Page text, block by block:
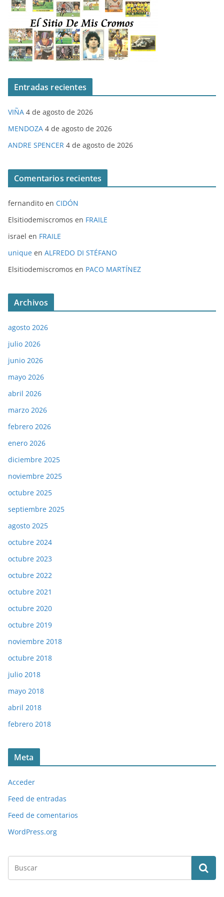
Entradas recientes
VIÑA 4 de agosto de 2026
MENDOZA 4 de agosto de 2026
ANDRE SPENCER 4 de agosto de 2026
Comentarios recientes
fernandito en CIDÓN
Elsitiodemiscromos en FRAILE
israel en FRAILE
unique en ALFREDO DI STÉFANO
Elsitiodemiscromos en PACO MARTÍNEZ
Archivos
agosto 2026
julio 2026
junio 2026
mayo 2026
abril 2026
marzo 2026
febrero 2026
enero 2026
diciembre 2025
noviembre 2025
octubre 2025
septiembre 2025
agosto 2025
octubre 2024
octubre 2023
octubre 2022
octubre 2021
octubre 2020
octubre 2019
noviembre 2018
octubre 2018
julio 2018
mayo 2018
abril 2018
febrero 2018
Meta
Acceder
Feed de entradas
Feed de comentarios
WordPress.org